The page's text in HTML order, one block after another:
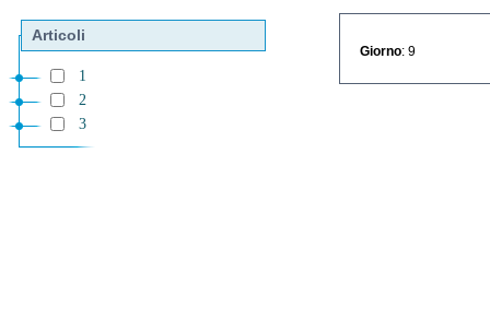
Articoli
1
2
3
Giorno : 9